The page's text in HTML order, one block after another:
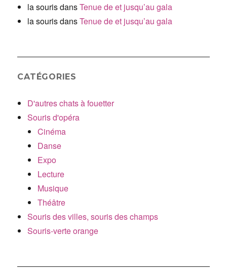
la sourisdansTenue de et jusqu’au gala
la sourisdansTenue de et jusqu’au gala
CATÉGORIES
D'autres chats à fouetter
Souris d'opéra
Cinéma
Danse
Expo
Lecture
Musique
Théâtre
Souris des villes, souris des champs
Souris-verte orange